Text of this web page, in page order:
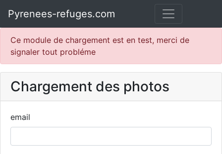
Pyrenees-refuges.com
Ce module de chargement est en test, merci de
signaler tout probléme
Chargement des photos
email